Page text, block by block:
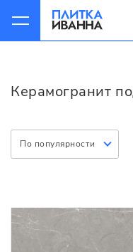
Керамогранит
По популярности